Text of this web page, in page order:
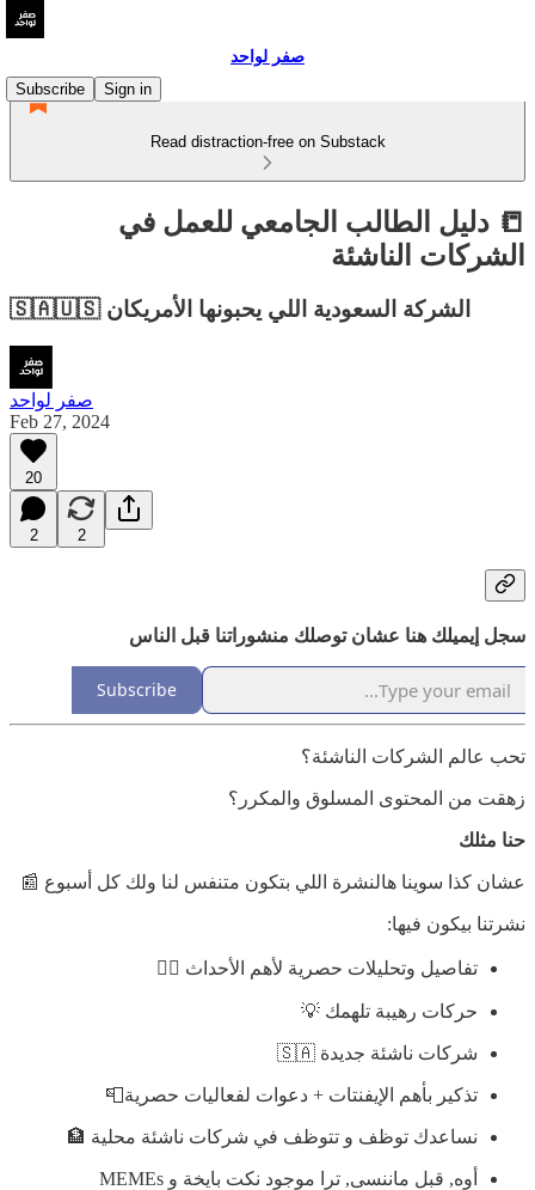
صفر لواحد
Subscribe
Sign in
Read distraction-free on Substack
📒 دليل الطالب الجامعي للعمل في
الشركات الناشئة
🇸🇦🇺🇸 الشركة السعودية اللي يحبونها الأمريكان
صفر لواحد
Feb 27, 2024
20
2 2
سجل إيميلك هنا عشان توصلك منشوراتنا قبل الناس
Subscribe
تحب عالم الشركات الناشئة؟
زهقت من المحتوى المسلوق والمكرر؟
حنا مثلك
عشان كذا سوينا هالنشرة اللي بتكون متنفس لنا ولك كل أسبوع 📰
نشرتنا بيكون فيها:
تفاصيل وتحليلات حصرية لأهم الأحداث 🕵️‍♂️
حركات رهيبة تلهمك 💡
شركات ناشئة جديدة 🇸🇦
تذكير بأهم الإيفنتات + دعوات لفعاليات حصرية📮
نساعدك توظف و تتوظف في شركات ناشئة محلية 🏦
أوه, قبل ماننسى, ترا موجود نكت بايخة و MEMEs